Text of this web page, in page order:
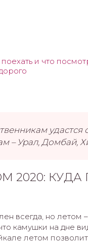
и что
удастся
– Урал, Домбай,
2020: КУДА
всегда, но
камушки на дне
летом